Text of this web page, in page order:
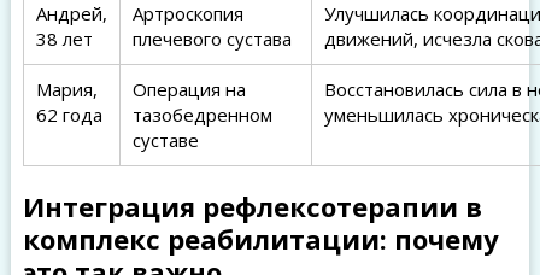
Андрей,
38 лет
Артроскопия
плечевого сустава
Улучшилась
движений, исчезла
Мария,
62 года
Операция на
тазобедренном
суставе
Восстановилась сила в
уменьшилась
Интеграция рефлексотерапии в
комплекс реабилитации: почему